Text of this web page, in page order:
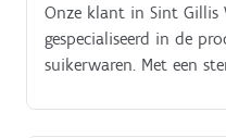
Onze klant in Sint Gillis
gespecialiseerd in de
suikerwaren. Met een
en zijn ze een